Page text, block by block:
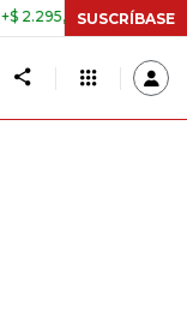
+0,58% TASA DE
SUSCRÍBASE